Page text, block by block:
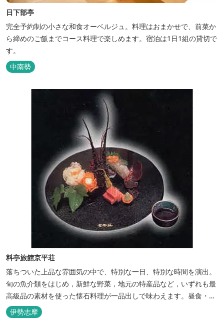
日下部亭
完全予約制の小さな和食オーベルジュ。料理はおまかせで、前菜か
ら締めのご飯までコース料理で楽しめます。宿泊は1日1組の貸切で
す。
中南勢
料亭旅館京平荘
落ちついた上品な雰囲気の中で、特別な一日、特別な時間を演出。
旬の魚介類をはじめ，新鮮な野菜，地元の特産品など，いずれも最
高級品の素材を使った懐石料理が一品出しで味わえます。昼食・夕
食・宿泊ができます。
伊勢志摩